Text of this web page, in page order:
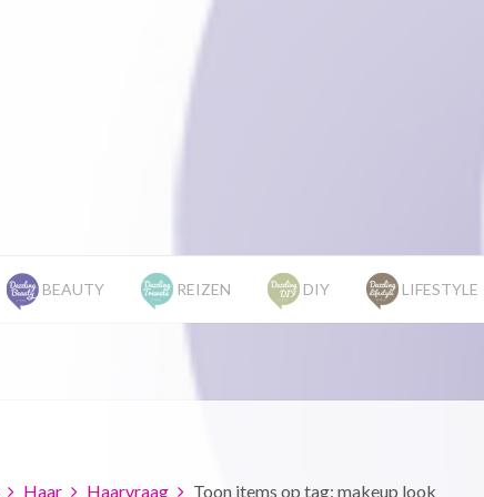
BEAUTY REIZEN DIY LIFESTYLE
Haar Haarvraag Toon items op tag: makeup look